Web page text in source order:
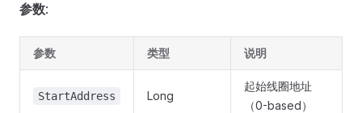
参数:
参数 类型 说明
StartAddress Long
起始线圈地址
（0-based）